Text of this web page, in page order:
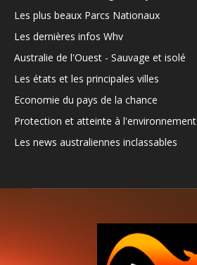
Les plus beaux Parcs Nationaux
Les dernières infos Whv
Australie de l'Ouest - Sauvage et isolé
Les états et les principales villes
Economie du pays de la chance
Protection et atteinte à l'environnement
Les news australiennes inclassables